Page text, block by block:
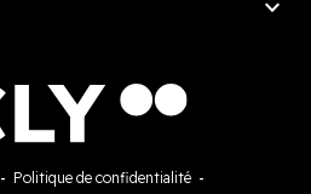

- Politique de confidentialité -